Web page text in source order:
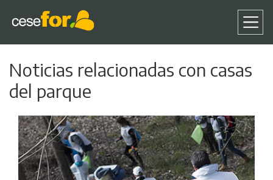
al
Noticias relacionadas con casas
del parque